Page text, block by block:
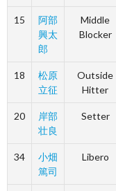
15
阿部
興太
郎
Middle
Blocker
18
松原
立征
Outside
Hitter
20
岸部
壮良
Setter
34
小畑
篤司
Libero